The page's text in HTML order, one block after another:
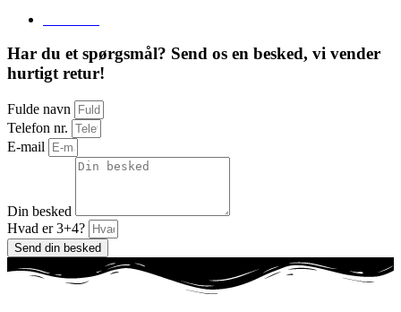
Har du et spørgsmål? Send os en besked, vi vender
hurtigt retur!
Fulde navn
Telefon nr.
E-mail
Din besked
Hvad er 3+4?
Send din besked